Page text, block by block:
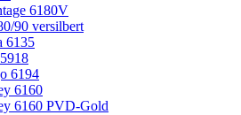
6180V
90 versilbert
6135
6194
6160
6160 PVD-Gold